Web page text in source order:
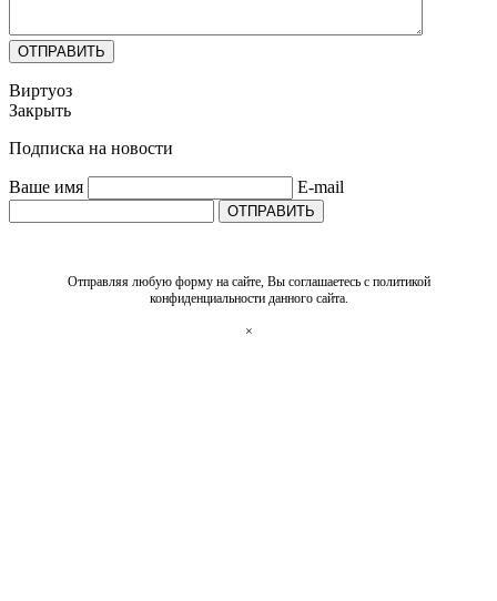
ОТПРАВИТЬ
Виртуоз
Закрыть
Подписка на новости
Ваше имя E-mail
ОТПРАВИТЬ
Отправляя любую форму на сайте, Вы соглашаетесь с политикой
конфиденциальности данного сайта.
×